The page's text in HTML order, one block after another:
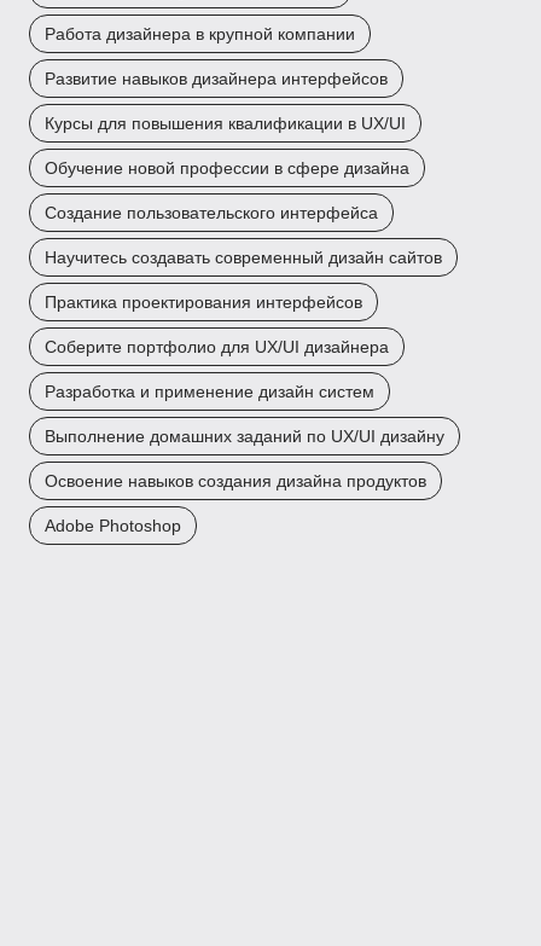
Работа дизайнера в крупной компании
Развитие навыков дизайнера интерфейсов
Курсы для повышения квалификации в UX/UI
Обучение новой профессии в сфере дизайна
Создание пользовательского интерфейса
Научитесь создавать современный дизайн сайтов
Практика проектирования интерфейсов
Соберите портфолио для UX/UI дизайнера
Разработка и применение дизайн систем
Выполнение домашних заданий по UX/UI дизайну
Освоение навыков создания дизайна продуктов
Adobe Photoshop